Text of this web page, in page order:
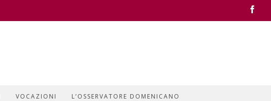
VOCAZIONI L’OSSERVATORE DOMENICANO